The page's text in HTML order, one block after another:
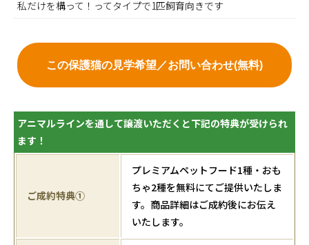
私だけを構って！ってタイプで1匹飼育向きです
この保護猫の見学希望／お問い合わせ(無料)
アニマルラインを通して譲渡いただくと下記の特典が受けられ
ます！
ご成約特典①
プレミアムペットフード1種・おも
ちゃ2種を無料にてご提供いたしま
す。商品詳細はご成約後にお伝え
いたします。